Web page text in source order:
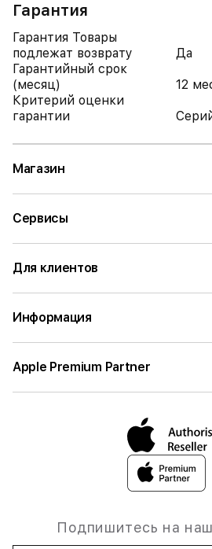
Гарантия
Гарантия Товары
подлежат возврату
Да
Гарантийный срок
(месяц)
12
Критерий оценки
гарантии
Магазин
Сервисы
Для клиентов
Информация
Apple Premium Partner
Подпишитесь на